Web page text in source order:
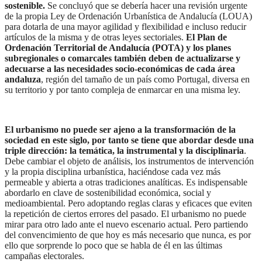
sostenible. Se concluyó que se debería hacer una revisión urgente
de la propia Ley de Ordenación Urbanística de Andalucía (LOUA)
para dotarla de una mayor agilidad y flexibilidad e incluso reducir
artículos de la misma y de otras leyes sectoriales. El Plan de
Ordenación Territorial de Andalucía (POTA) y los planes
subregionales o comarcales también deben de actualizarse y
adecuarse a las necesidades socio-económicas de cada área
andaluza, región del tamaño de un país como Portugal, diversa en
su territorio y por tanto compleja de enmarcar en una misma ley.
El urbanismo no puede ser ajeno a la transformación de la
sociedad en este siglo, por tanto se tiene que abordar desde una
triple dirección: la temática, la instrumental y la disciplinaria.
Debe cambiar el objeto de análisis, los instrumentos de intervención
y la propia disciplina urbanística, haciéndose cada vez más
permeable y abierta a otras tradiciones analíticas. Es indispensable
abordarlo en clave de sostenibilidad económica, social y
medioambiental. Pero adoptando reglas claras y eficaces que eviten
la repetición de ciertos errores del pasado. El urbanismo no puede
mirar para otro lado ante el nuevo escenario actual. Pero partiendo
del convencimiento de que hoy es más necesario que nunca, es por
ello que sorprende lo poco que se habla de él en las últimas
campañas electorales.